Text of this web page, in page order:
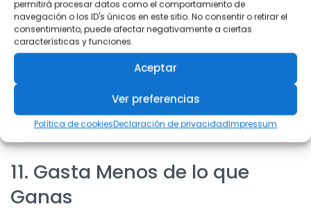
permitirá procesar datos como el comportamiento de
navegación o los ID's únicos en este sitio. No consentir o retirar el
consentimiento, puede afectar negativamente a ciertas
características y funciones.
Aceptar
Ver preferencias
Política de cookiesDeclaración de privacidadImpressum
10. Invierte Bien tu Tiempo
Lapobrezaes la acumulación de horas mal invertidas.
paraeducarte
financieramente
buscar nuevas fuentes de ingresos. El
recurso valioso que, bien gestionado, puede hacer
11. Gasta Menos de lo que
Ganas